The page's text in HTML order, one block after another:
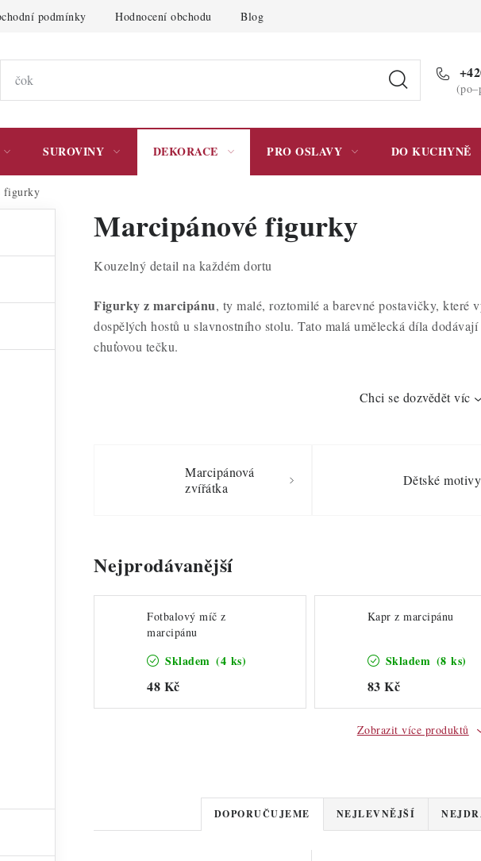
podmínky Hodnocení obchodu Blog Podmínky
SUROVINY DEKORACE PRO OSLAVY DO KUCHYNĚ
figurky
Marcipánové figurky
Kouzelný detail na každém dortu
Figurky z marcipánu, ty malé, roztomilé a barevné postavičky, které
dospělých hostů u slavnostního stolu. Tato malá umělecká díla
chuťovou tečku.
Chci se dozvědět víc
Marcipánová
zvířátka
Dětské motivy
Nejprodávanější
Fotbalový míč z
marcipánu
Skladem (4 ks)
48 Kč
Kapr z marcipánu
Skladem (8 ks)
83 Kč
Zobrazit více produktů
Ř
a
DOPORUČUJEME NEJLEVNĚJŠÍ